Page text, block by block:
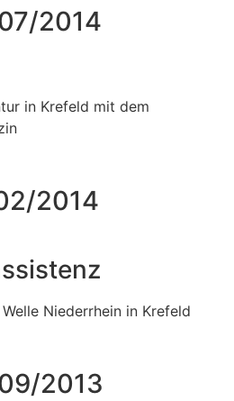
2014
in Krefeld mit dem
2014
Niederrhein in Krefeld
2013